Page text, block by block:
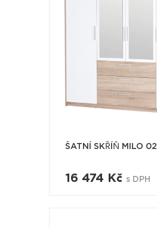
ŠATNÍ SKŘÍŇ MILO 02
16 474 Kč s DPH